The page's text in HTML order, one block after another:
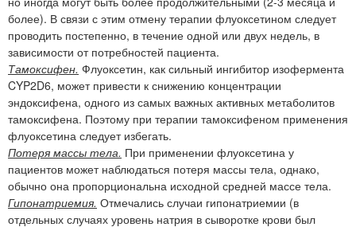
более). В связи с этим отмену терапии флуоксетином следует
проводить постепенно, в течение одной или двух недель, в
зависимости от потребностей пациента.
Тамоксифен. Флуоксетин, как сильный ингибитор изофермента
CYP2D6, может привести к снижению концентрации
эндоксифена, одного из самых важных активных метаболитов
тамоксифена. Поэтому при терапии тамоксифеном применения
флуоксетина следует избегать.
Потеря массы тела. При применении флуоксетина у
пациентов может наблюдаться потеря массы тела, однако,
обычно она пропорциональна исходной средней массе тела.
Гипонатриемия. Отмечались случаи гипонатриемии (в
отдельных случаях уровень натрия в сыворотке крови был